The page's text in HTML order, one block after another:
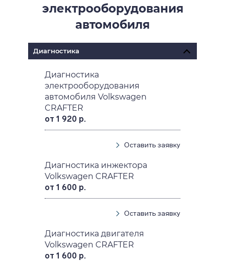
электрооборудования
автомобиля
Диагностика
Диагностика
электрооборудования
автомобиля Volkswagen
CRAFTER
от 1 920 р.
Оставить заявку
Диагностика инжектора
Volkswagen CRAFTER
от 1 600 р.
Оставить заявку
Диагностика двигателя
Volkswagen CRAFTER
от 1 600 р.